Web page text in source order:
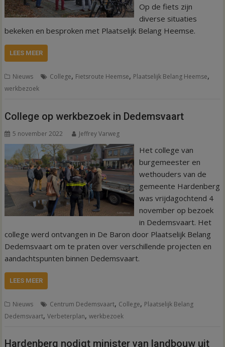
Op de fiets zijn
diverse situaties
bekeken en besproken met Plaatselijk Belang Heemse.
LEES MEER
Nieuws College, Fietsroute Heemse, Plaatselijk Belang Heemse,
werkbezoek
College op werkbezoek in Dedemsvaart
5 november 2022 Jeffrey Varweg
Het college van
burgemeester en
wethouders van de
gemeente Hardenberg
was vrijdagochtend 4
november op bezoek
in Dedemsvaart. Het
college werd ontvangen in De Baron door Plaatselijk Belang
Dedemsvaart om te praten over verschillende projecten en
aandachtspunten binnen Dedemsvaart.
LEES MEER
Nieuws Centrum Dedemsvaart, College, Plaatselijk Belang
Dedemsvaart,Verbeterplan,werkbezoek
Hardenberg nodigt minister van landbouw uit